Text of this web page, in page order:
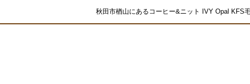
秋田市楢山にあるコーヒー&ニット IVY Opal KFS